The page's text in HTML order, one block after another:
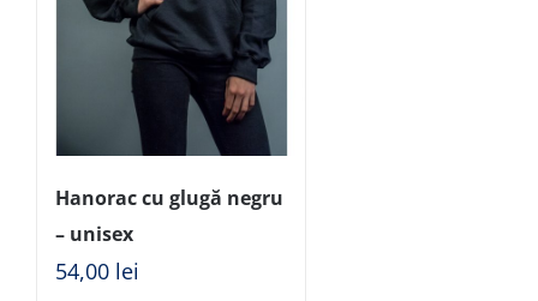
Hanorac cu glugă negru
– unisex
54,00 lei